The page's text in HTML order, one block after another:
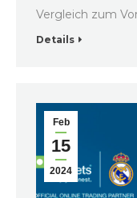
Vergleich zum
Details
Feb
15
2024